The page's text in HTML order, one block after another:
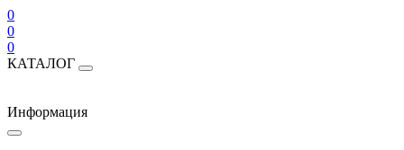
0
0
0
КАТАЛОГ
Информация